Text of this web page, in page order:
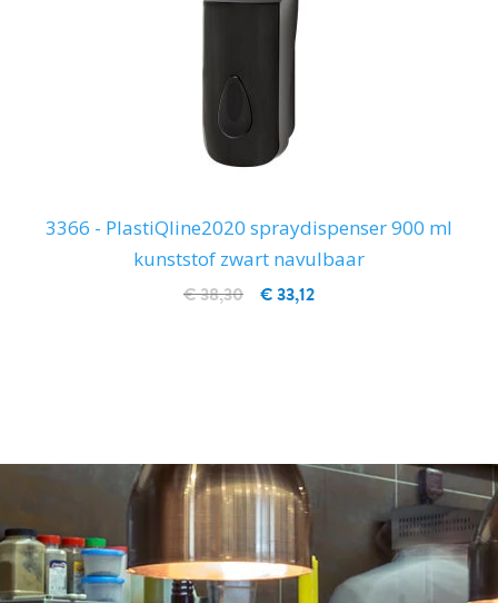
3366 - PlastiQline2020 spraydispenser 900 ml
kunststof zwart navulbaar
€ 33,12
€ 38,30